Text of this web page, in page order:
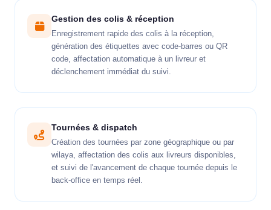
Gestion des colis & réception
Enregistrement rapide des colis à la réception,
génération des étiquettes avec code-barres ou QR
code, affectation automatique à un livreur et
déclenchement immédiat du suivi.
Tournées & dispatch
Création des tournées par zone géographique ou par
wilaya, affectation des colis aux livreurs disponibles,
et suivi de l'avancement de chaque tournée depuis le
back-office en temps réel.